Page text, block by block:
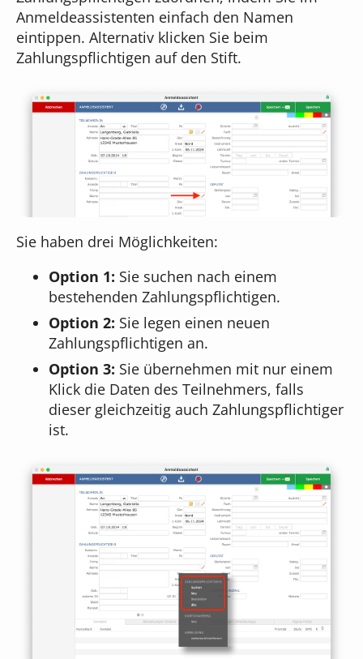
Anmeldeassistenten einfach den Namen
eintippen. Alternativ klicken Sie beim
Zahlungspflichtigen auf den Stift.
Sie haben drei Möglichkeiten:
Option 1: Sie suchen nach einem
bestehenden Zahlungspflichtigen.
Option 2: Sie legen einen neuen
Zahlungspflichtigen an.
Option 3: Sie übernehmen mit nur einem
Klick die Daten des Teilnehmers, falls
dieser gleichzeitig auch Zahlungspflichtiger
ist.